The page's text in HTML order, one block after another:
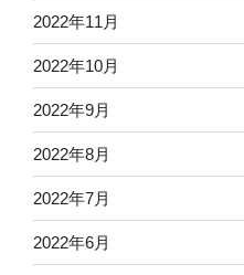
2022年11月
2022年10月
2022年9月
2022年8月
2022年7月
2022年6月